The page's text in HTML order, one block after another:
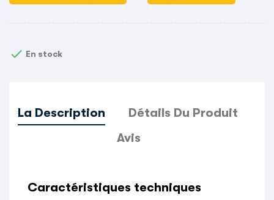
 En stock
La Description
Détails Du Produit
Avis
Caractéristiques techniques